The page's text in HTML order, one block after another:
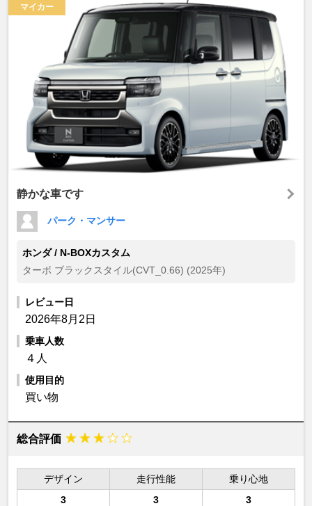
マイカー
静かな車です
パーク・マンサー
ホンダ / N-BOXカスタム
ターボ ブラックスタイル(CVT_0.66) (2025年)
レビュー日
2026年8月2日
乗車人数
４人
使用目的
買い物
総合評価
デザイン 走行性能
乗り心地
3
3
3